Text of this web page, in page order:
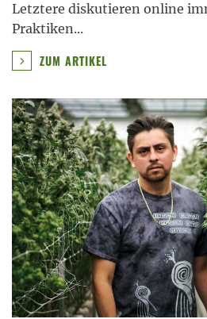
Letztere diskutieren online
Praktiken...
ZUM ARTIKEL